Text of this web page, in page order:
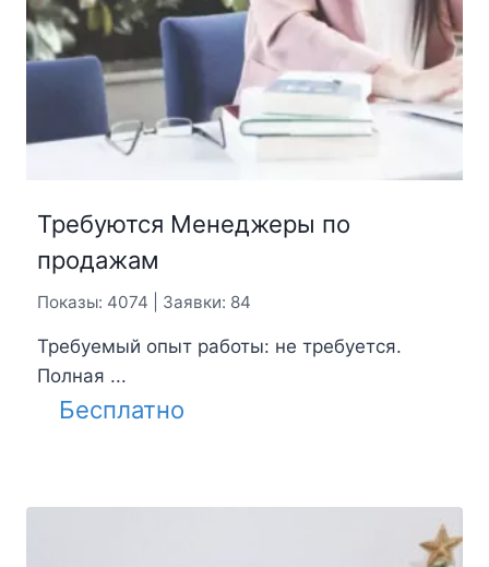
Требуются Менеджеры по
продажам
Показы: 4074 | Заявки: 84
Требуемый опыт работы: не требуется.
Полная ...
Бесплатно